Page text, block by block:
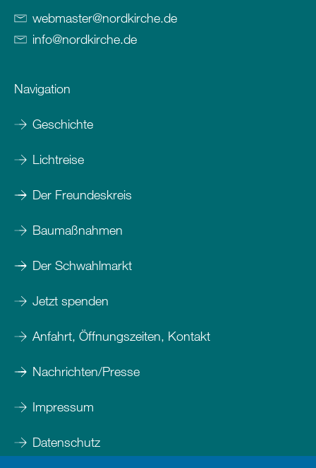
webmaster@nordkirche.de
info@nordkirche.de
Navigation
Geschichte
Lichtreise
Der Freundeskreis
Baumaßnahmen
Der Schwahlmarkt
Jetzt spenden
Anfahrt, Öffnungszeiten, Kontakt
Nachrichten/Presse
Impressum
Datenschutz